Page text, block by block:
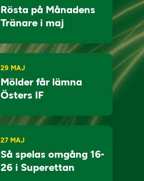
Rösta på Månadens
Tränare i maj
29 MAJ
Mölder får lämna
Östers IF
27 MAJ
Så spelas omgång 16-
26 i Superettan